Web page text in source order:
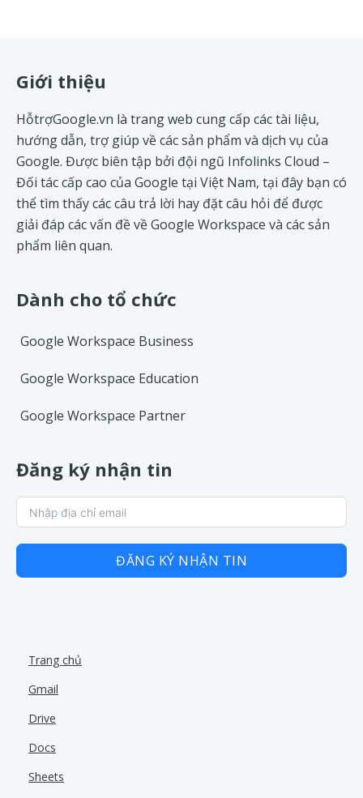
Footer
Giới thiệu
HỗtrợGoogle.vn là trang web cung cấp các tài liệu,
hướng dẫn, trợ giúp về các sản phẩm và dịch vụ của
Google. Được biên tập bởi đội ngũ Infolinks Cloud –
Đối tác cấp cao của Google tại Việt Nam, tại đây bạn có
thể tìm thấy các câu trả lời hay đặt câu hỏi để được
giải đáp các vấn đề vềGoogle Workspace và các sản
phẩm liên quan.
Dành cho tổ chức
Google Workspace Business
Google Workspace Education
Google Workspace Partner
Đăng ký nhận tin
ĐĂNG KÝ NHẬN TIN
Trang chủ
Gmail
Drive
Docs
Sheets